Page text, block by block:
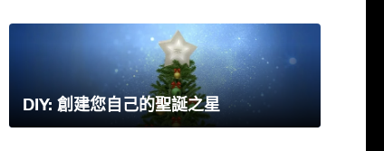
DIY: 創建您自己的聖誕之星